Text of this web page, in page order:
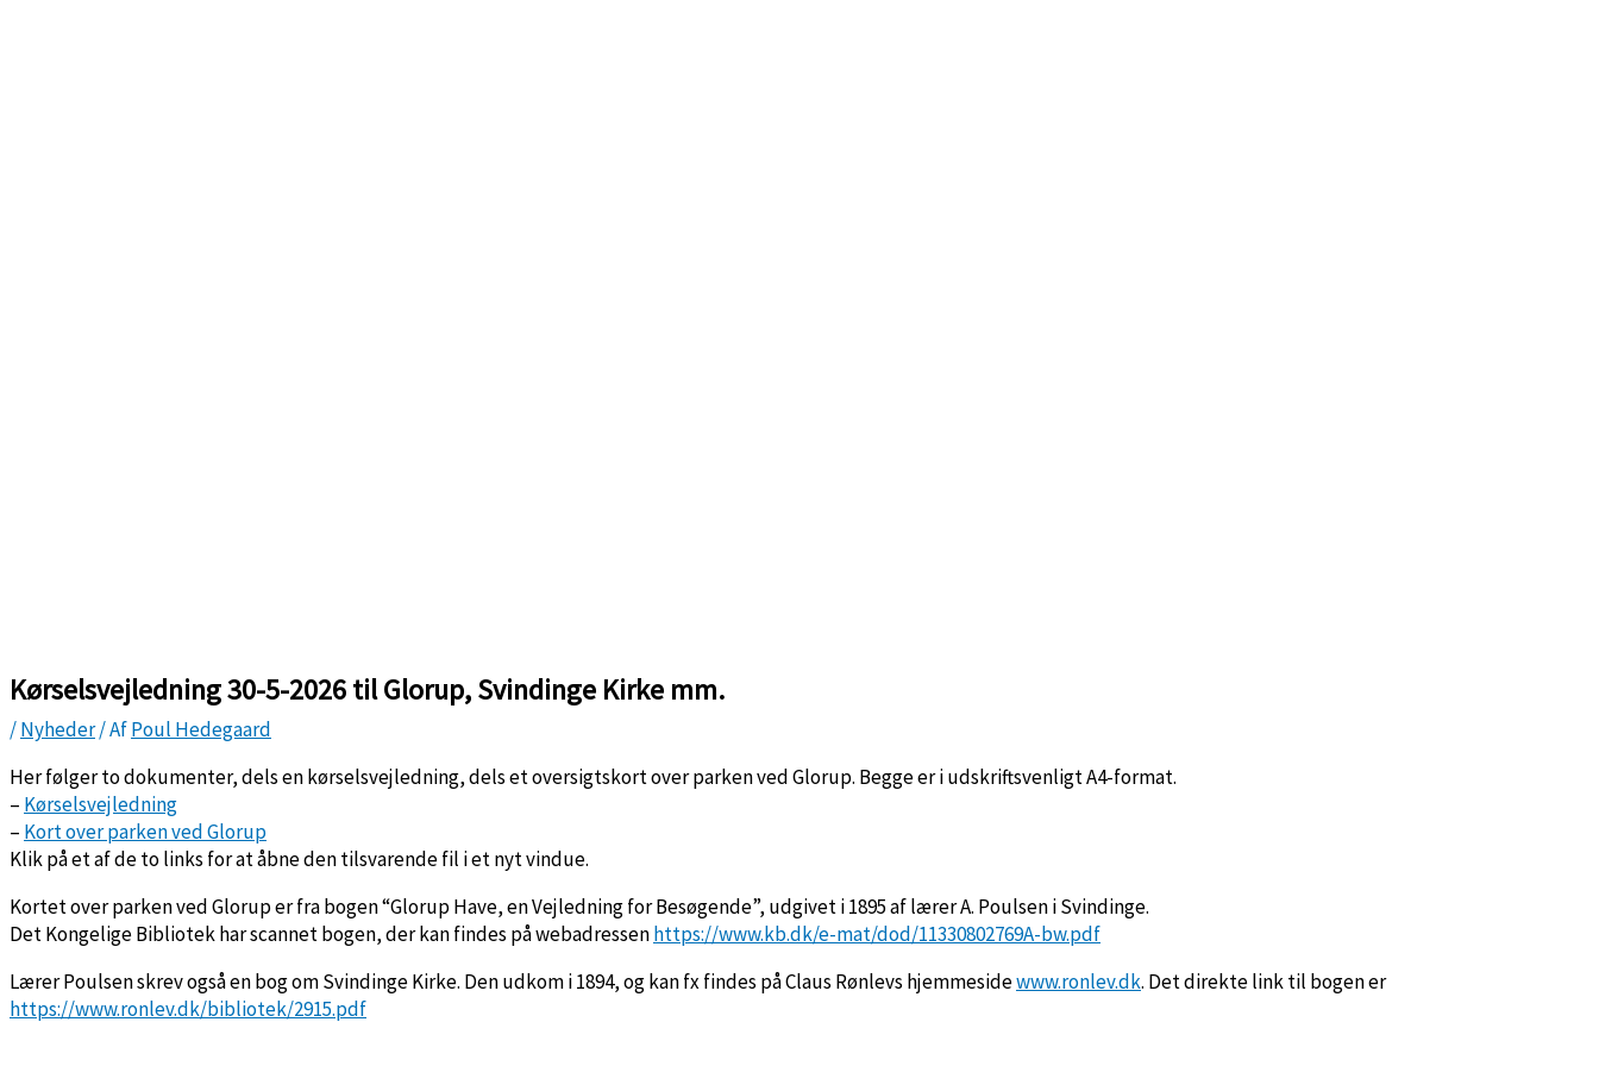
Kørselsvejledning 30-5-2026 til Glorup, Svindinge Kirke mm.
/Nyheder/ AfPoul Hedegaard
Her følger to dokumenter, dels en kørselsvejledning, dels et oversigtskort over parken ved Glorup. Begge er i udskriftsvenligt A4-format.
– Kørselsvejledning
– Kort over parken ved Glorup
Klik på et af de to links for at åbne den tilsvarende fil i et nyt vindue.
Kortet over parken ved Glorup er fra bogen “Glorup Have, en Vejledning for Besøgende”, udgivet i 1895 af lærer A. Poulsen i Svindinge.
Det Kongelige Bibliotek har scannet bogen, der kan findes på webadressenhttps://www.kb.dk/e-mat/dod/11330802769A-bw.pdf
Lærer Poulsen skrev også en bog om Svindinge Kirke. Den udkom i 1894, og kan fx findes på Claus Rønlevs hjemmesidewww.ronlev.dk. Det direkte link til bogen er
https://www.ronlev.dk/bibliotek/2915.pdf